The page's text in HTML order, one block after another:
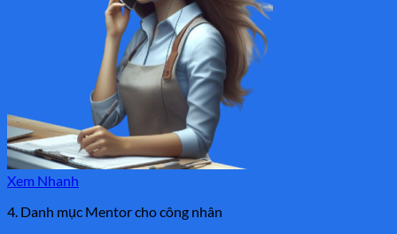
Xem Nhanh
4. Danh mục Mentor cho công nhân